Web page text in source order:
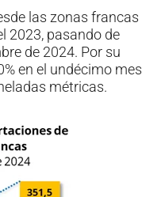
las zonas francas
2023, pasando de
de 2024. Por su
en el undécimo mes
métricas.